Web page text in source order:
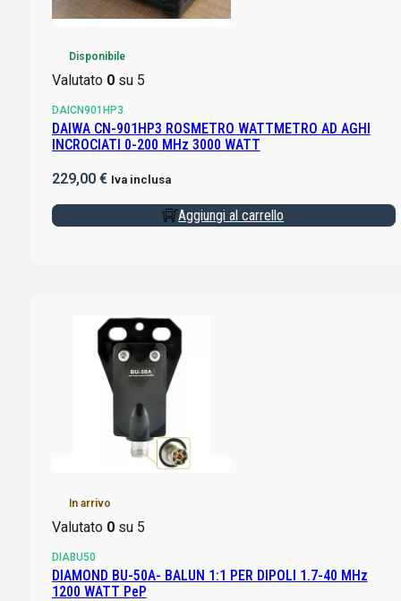
Disponibile
Valutato 0su 5
DAICN901HP3
DAIWA CN-901HP3 ROSMETRO WATTMETRO AD AGHI
INCROCIATI 0-200 MHz 3000 WATT
229,00 € Iva inclusa
Aggiungi al carrello
In arrivo
Valutato 0su 5
DIABU50
DIAMOND BU-50A- BALUN 1:1 PER DIPOLI 1.7-40 MHz
1200 WATT PeP